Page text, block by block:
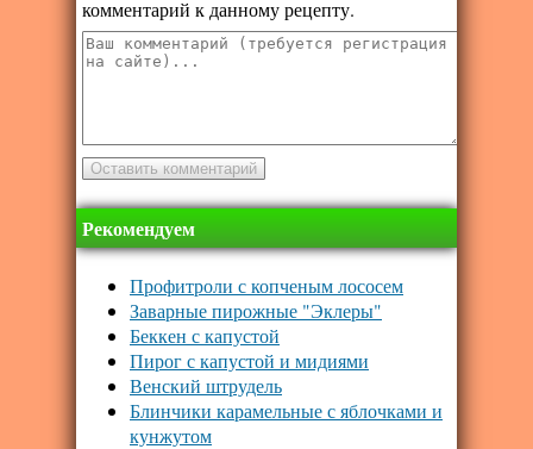
комментарий к данному рецепту.
Рекомендуем
Профитроли с копченым лососем
Заварные пирожные "Эклеры"
Беккен с капустой
Пирог с капустой и мидиями
Венский штрудель
Блинчики карамельные с яблочками и
кунжутом